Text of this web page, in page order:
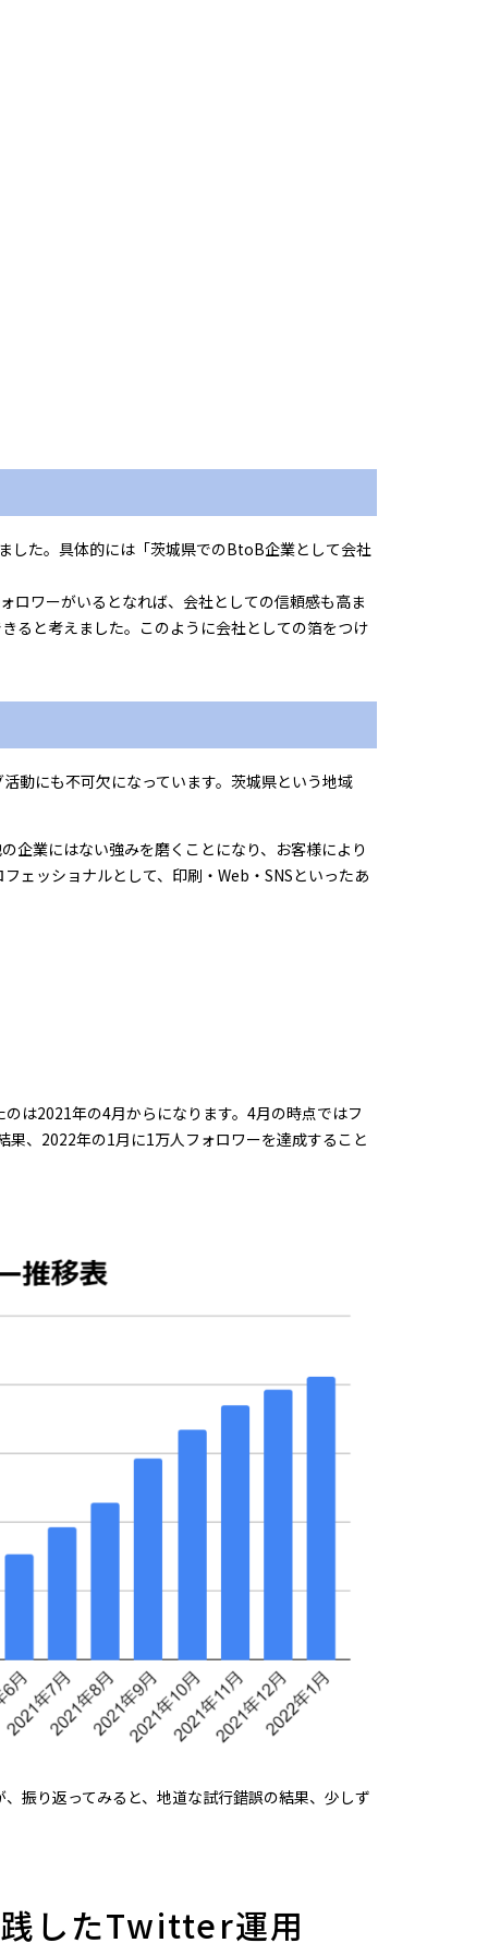
した。具体的には「茨城県でのBtoB企業として会社
ロワーがいるとなれば、会社としての信頼感も高ま
ると考えました。このように会社としての箔をつけ
動にも不可欠になっています。茨城県という地域
企業にはない強みを磨くことになり、お客様により
ェッショナルとして、印刷・Web・SNSといったあ
は2021年の4月からになります。4月の時点ではフ
、2022年の1月に1万人フォロワーを達成すること
振り返ってみると、地道な試行錯誤の結果、少しず
したTwitter運用